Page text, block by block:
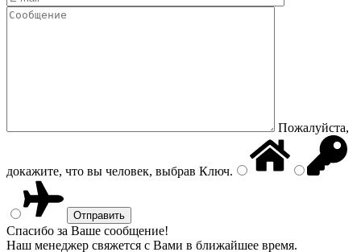
Пожалуйста,
докажите, что вы человек, выбрав Ключ.
Спасибо за Ваше сообщение!
Наш менеджер свяжется с Вами в ближайшее время.